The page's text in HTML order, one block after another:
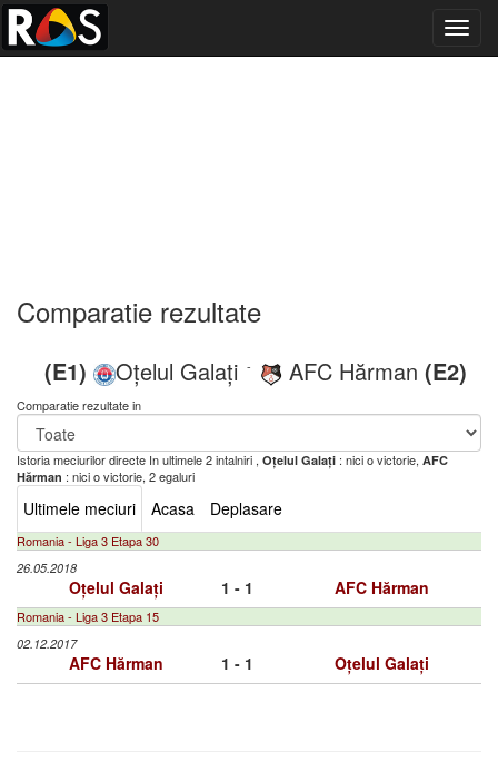
Comparatie rezultate
(E1) Oțelul Galați - AFC Hărman (E2)
Comparatie rezultate in
Istoria meciurilor directe In ultimele 2 intalniri , Oțelul Galați : nici o victorie, AFC
Hărman : nici o victorie, 2 egaluri
Ultimele meciuri Acasa Deplasare
Romania - Liga 3 Etapa 30
26.05.2018
Oțelul Galați 1 - 1 AFC Hărman
Romania - Liga 3 Etapa 15
02.12.2017
AFC Hărman 1 - 1 Oțelul Galați